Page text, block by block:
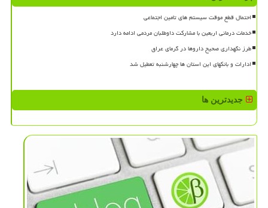
احتمال قطع موقت سیستم های تامین اجتماعی
خدمات درمانی اربعین با مشارکت داوطلبان مردمی ادامه دارد
طرز نگهداری صحیح داروها در گرمای عراق
ادارات و بانکهای این استان ها چهارشنبه تعطیل شد
جدیدترین ها